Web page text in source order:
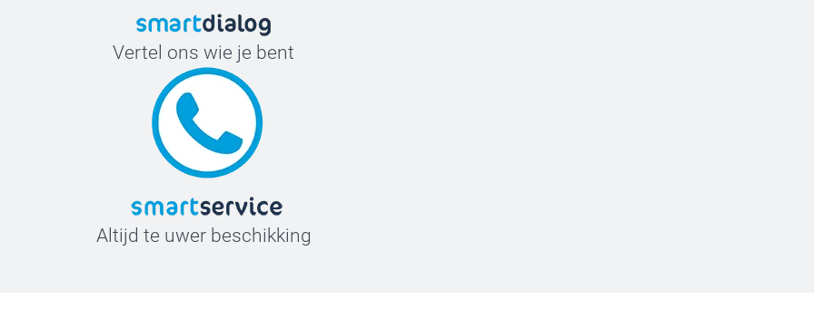
Vertel ons wie je bent
Altijd te uwer beschikking